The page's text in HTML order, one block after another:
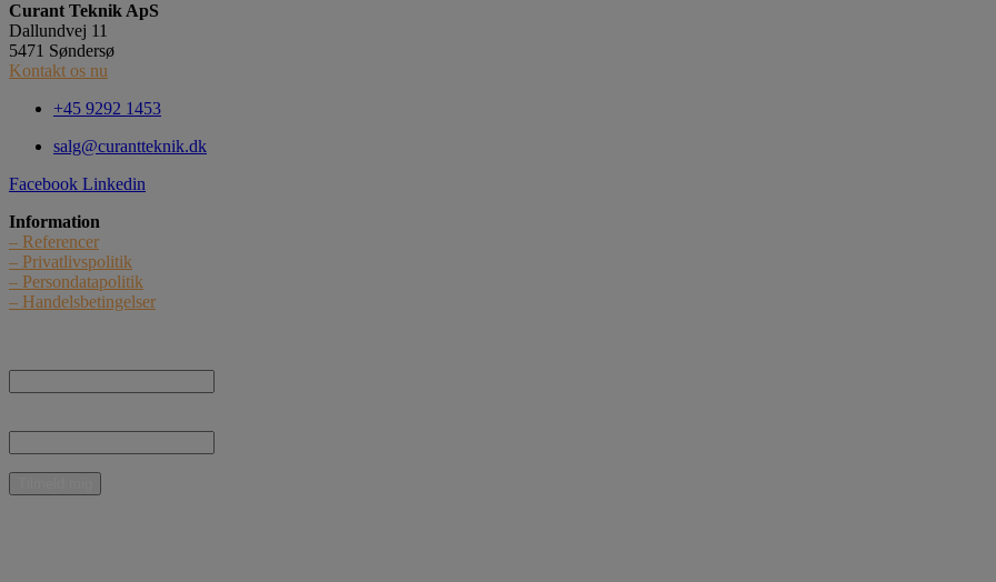
Curant Teknik ApS
Dallundvej 11
5471 Søndersø
Kontakt os nu
+45 9292 1453
salg@curantteknik.dk
Facebook Linkedin
Information
– Referencer
– Privatlivspolitik
– Persondatapolitik
– Handelsbetingelser